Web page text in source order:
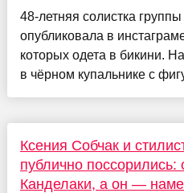
48-летняя солистка
опубликовала в
которых одета в бикини.
в чёрном купальнике с
Ксения Собчак и
публично
Канделаки, а он —